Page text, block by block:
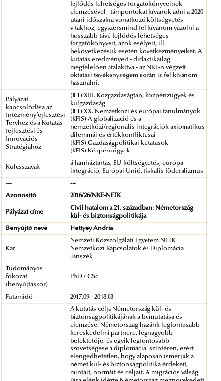
fejlődés lehetséges forgatókönyveinek
elemzésével - támpontokat kívánok adni a 2020
utáni időszakra vonatkozó költségvetési
vitákhoz, egyszersmind fel kívánom vázolni a
hosszabb távú fejlődés lehetséges
forgatókönyveit, azok esélyeit, ill.
bekövetkezésük esetén következményeiket. A
kutatás eredményeit - didaktikailag
megfelelően átalakítva - az NKE-n végzett
oktatási tevékenységem során is fel kívánom
használni.
Pályázat
kapcsolódása az
Intézményfejlesztési
Tervhez és a Kutatás-
fejlesztési és
Innovációs
Stratégiához
(IFT) XIII. Közgazdaságtan, közpénzügyek és
külgazdaság
(IFT) XX. Nemzetközi és európai tanulmányok
(KFIS) A globalizáció és a
nemzetközi/regionális integrációk axiomatikus
dilemmái és értékkonfliktusai
(KFIS) Gazdaságpolitikai kutatások
(KFIS) Közpénzügyek
Kulcsszavak
államháztartás, EU-költségvetés, európai
integráció, Európai Unió, fiskális föderalizmus
--- ---
Azonosító 2016/26/NKE-NETK
Pályázat címe
Civil hatalom a 21. században: Németország
kül- és biztonságpolitikája
Benyújtó neve Hettyey András
Kar
Nemzeti Közszolgálati Egyetem NETK
Nemzetközi Kapcsolatok és Diplomácia
Tanszék
Tudományos
fokozat
(benyújtáskor)
PhD / CSc
Futamidő 2017.09 - 2018.08
A kutatás célja Németország kül- és
biztonságpolitikájának a bemutatása és
elemzése. Németország hazánk legfontosabb
kereskedelmi partnere, legnagyobb
befektetője, és egyik legfontosabb
szövetségese a diplomáciai színtéren, ezért
elengedhetetlen, hogy alaposan ismerjük a
német kül- és biztonságpolitika érdekeit,
mintáit, normáit és céljait. A migrációs válság